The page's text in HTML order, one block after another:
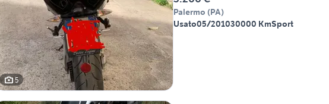
5
Palermo (PA)
Usato05/201030000 KmSport